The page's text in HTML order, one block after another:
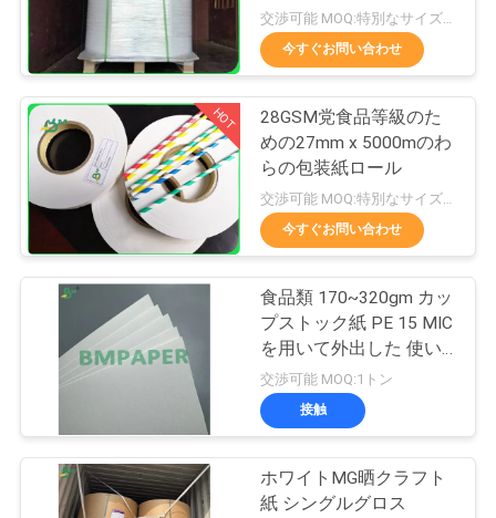
ツ
ア
質
連
食品等級のペーパー
ロール
1508
光沢のあるアート
ペーパー
342
597
の包装紙
交渉可能 MOQ:特別なサイズの共通のサイズ及び10トンのための1トン
今すぐお問い合わせ
HOT
28GSM党食品等級のた
めの27mm x 5000mのわ
らの包装紙ロール
交渉可能 MOQ:特別なサイズの共通のサイズ及び10トンのための1トン
今すぐお問い合わせ
食品類 170~320gm カッ
プストック紙 PE 15 MIC
を用いて外出した 使い
捨てコーヒーカップ
交渉可能 MOQ:1トン
接触
ホワイトMG晒クラフト
紙 シングルグロス